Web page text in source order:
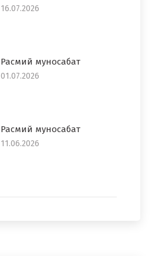
16.07.2026
Расмий муносабат
01.07.2026
Расмий муносабат
11.06.2026